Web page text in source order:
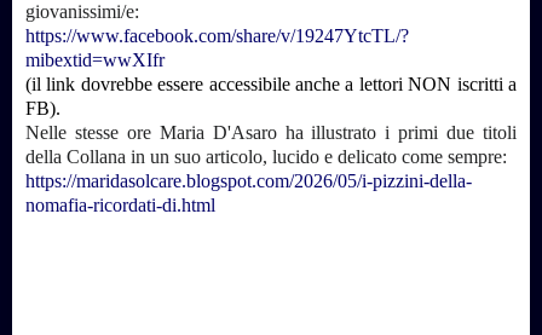
giovanissimi/e:
https://www.facebook.com/share/v/19247YtcTL/?
mibextid=wwXIfr
(il link dovrebbe essere accessibile anche a lettori NON iscritti a
FB).
Nelle stesse ore Maria D'Asaro ha illustrato i primi due titoli
della Collana in un suo articolo, lucido e delicato come sempre:
https://maridasolcare.blogspot.com/2026/05/i-pizzini-della-
nomafia-ricordati-di.html